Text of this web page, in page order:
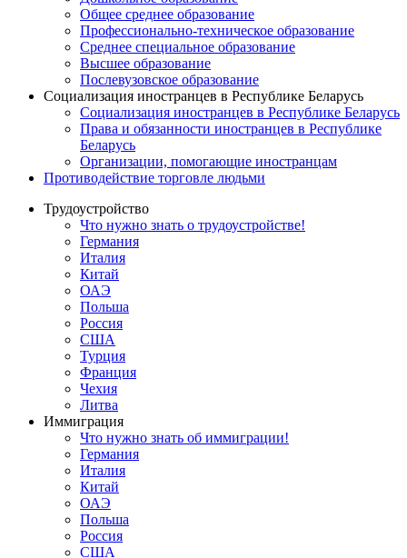
Общее среднее образование
Профессионально-техническое образование
Среднее специальное образование
Высшее образование
Послевузовское образование
Социализация иностранцев в Республике Беларусь
Социализация иностранцев в Республике Беларусь
Права и обязанности иностранцев в Республике
Беларусь
Oрганизации, помогающие иностранцам
Противодействие торговле людьми
Трудоустройство
Что нужно знать о трудоустройстве!
Германия
Италия
Китай
ОАЭ
Польша
Россия
США
Турция
Франция
Чехия
Литва
Иммиграция
Что нужно знать об иммиграции!
Германия
Италия
Китай
ОАЭ
Польша
Россия
США